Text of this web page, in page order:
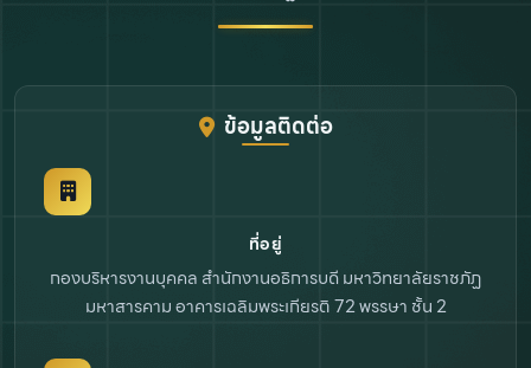
ข้อมูลติดต่อ
ที่อยู่
กองบริหารงานบุคคล สำนักงานอธิการบดี มหาวิทยาลัยราชภัฏ
มหาสารคาม อาคารเฉลิมพระเกียรติ 72 พรรษา ชั้น 2